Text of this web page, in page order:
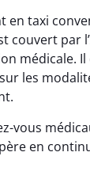
en taxi
couvert par
médicale.
les
vous
en